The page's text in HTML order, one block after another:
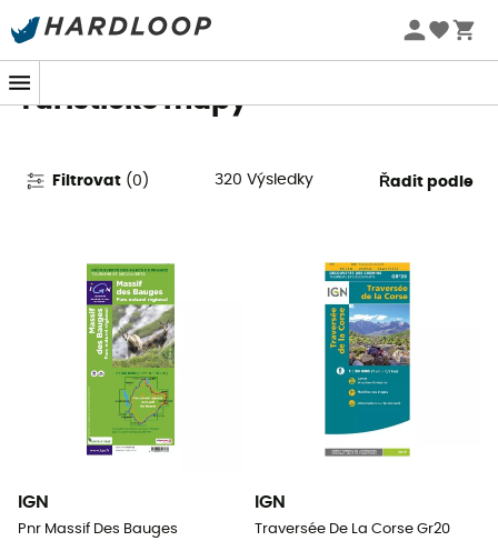
Letní akce 🔥 -5 % EXTRA při nákupu 2 produktů* s kódem
Turistické mapy
Filtrovat (0 ) 320 Výsledky Řadit podle
IGN
Pnr Massif Des Bauges
IGN
Traversée De La Corse Gr20